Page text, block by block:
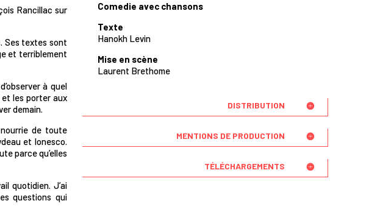
Rancillac sur
Ses textes sont
et terriblement
à quel
les porter aux
demain.
nourrie de toute
et Ionesco.
parce qu’elles
quotidien. J’ai
questions qui
Comedie avec chansons
Texte
Hanokh Levin
Mise en scène
Laurent Brethome
DISTRIBUTION
MENTIONS DE PRODUCTION
TÉLÉCHARGEMENTS